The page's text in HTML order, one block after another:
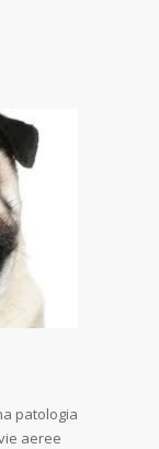
patologia
aeree